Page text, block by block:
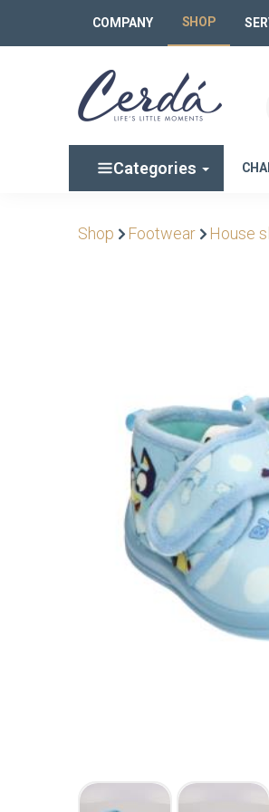
COMPANY SHOP
Categories
Shop Footwear House